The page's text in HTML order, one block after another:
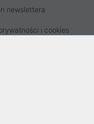
newslettera
i cookies